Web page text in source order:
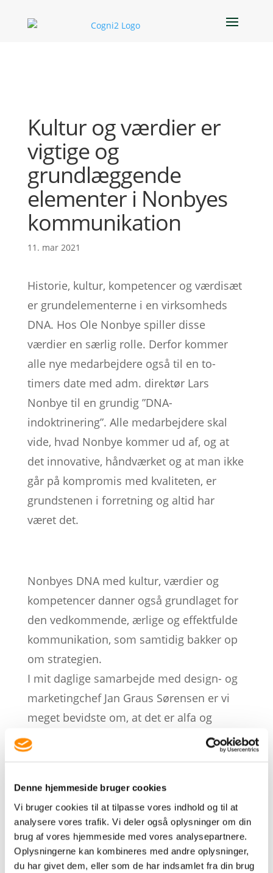
Denne hjemmeside bruger cookies
Vi bruger cookies til at tilpasse vores indhold og til at
analysere vores trafik. Vi deler også oplysninger om din
brug af vores hjemmeside med vores analysepartnere.
Oplysningerne kan kombineres med andre oplysninger,
du har givet dem, eller som de har indsamlet fra din brug
Kultur og værdier er
vigtige og
grundlæggende
elementer i Nonbyes
kommunikation
11. mar 2021
Historie, kultur, kompetencer og værdisæt
er grundelementerne i en virksomheds
DNA. Hos Ole Nonbye spiller disse
værdier en særlig rolle. Derfor kommer
alle nye medarbejdere også til en to-
timers date med adm. direktør Lars
Nonbye til en grundig ”DNA-
indoktrinering”. Alle medarbejdere skal
vide, hvad Nonbye kommer ud af, og at
det innovative, håndværket og at man ikke
går på kompromis med kvaliteten, er
grundstenen i forretning og altid har
været det.
Nonbyes DNA med kultur, værdier og
kompetencer danner også grundlaget for
den vedkommende, ærlige og effektfulde
kommunikation, som samtidig bakker op
om strategien.
I mit daglige samarbejde med design- og
marketingchef Jan Graus Sørensen er vi
meget bevidste om, at det er alfa og
omega i det langsigtede arbejde med at
nå virksomhedens vision, at strategien og
hjælper hinanden på vej til størst mulig
glæde for kunder og medarbejdere
Det er den seneste nyhed “Hos Nonbye
blomstrer kultur og specialister på